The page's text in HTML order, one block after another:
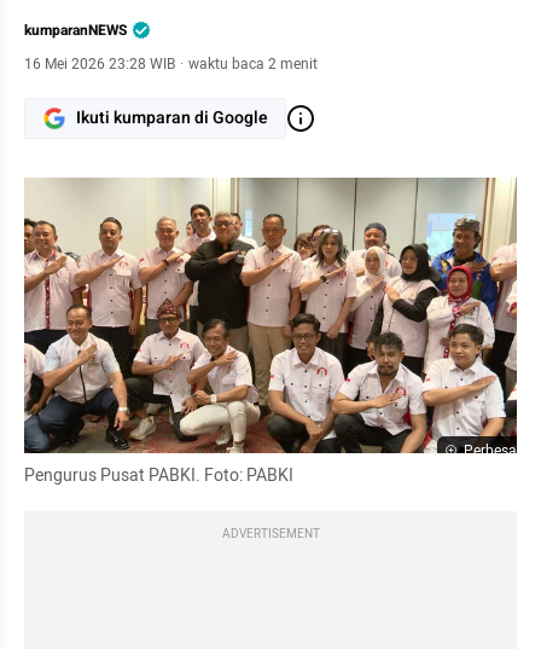
kumparanNEWS
16 Mei 2026 23:28 WIB · waktu baca 2 menit
Ikuti kumparan di Google
Perbesar
Pengurus Pusat PABKI. Foto: PABKI
ADVERTISEMENT